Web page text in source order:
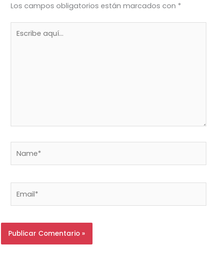
Los campos obligatorios están marcados con *
aquí...